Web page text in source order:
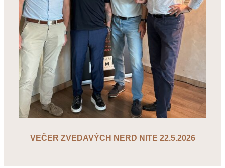
VEČER ZVEDAVÝCH NERD NITE 22.5.2026